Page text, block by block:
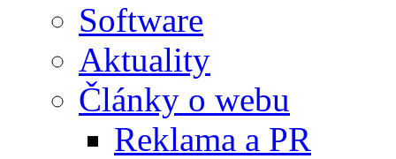
Software
Aktuality
Články o webu
Reklama a PR